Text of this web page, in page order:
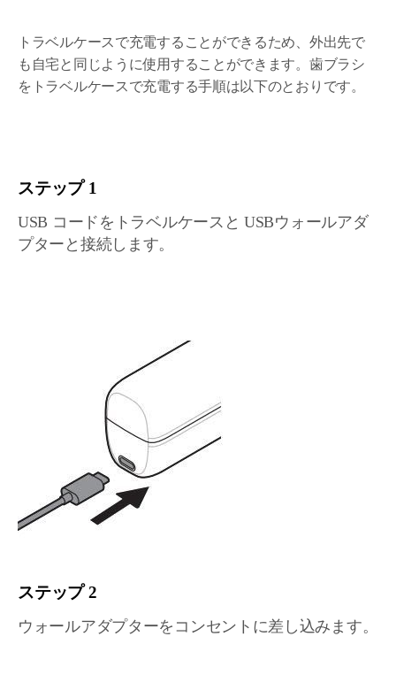
トラベルケースで充電することができるため、外出先で
も自宅と同じように使用することができます。歯ブラシ
をトラベルケースで充電する手順は以下のとおりです。
ステップ 1
USB コードをトラベルケースと USBウォールアダ
プターと接続します。
ステップ 2
ウォールアダプターをコンセントに差し込みます。